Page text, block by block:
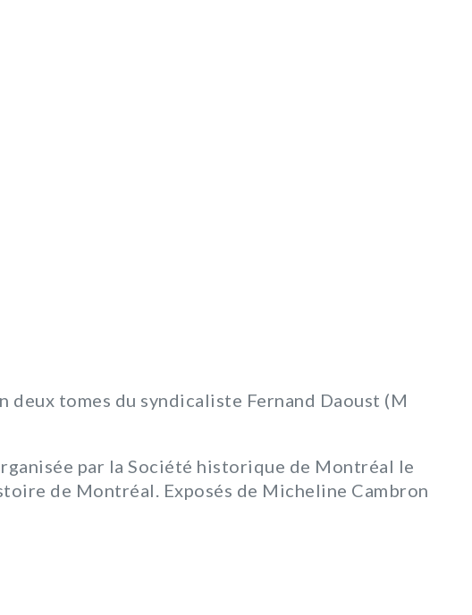
deux tomes du syndicaliste Fernand Daoust (M
par la Société historique de Montréal le
de Montréal. Exposés de Micheline Cambron